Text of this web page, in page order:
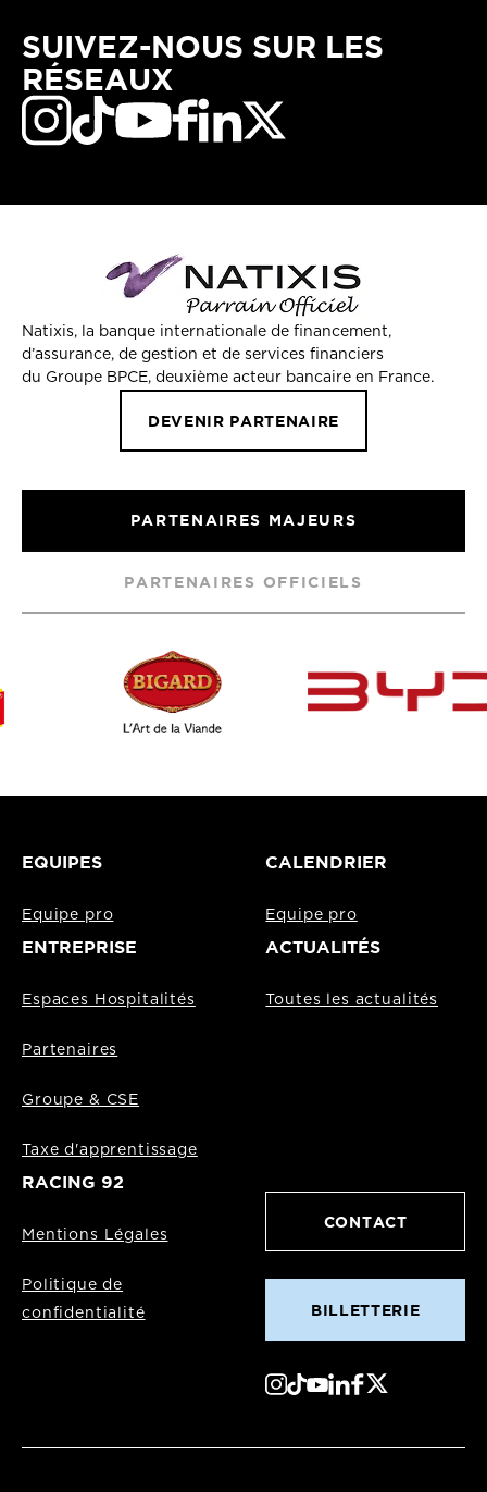
SUIVEZ-NOUS SUR LES
RÉSEAUX
Natixis, la banque internationale de financement,
d’assurance, de gestion et de services financiers
du Groupe BPCE, deuxième acteur bancaire en France.
DEVENIR PARTENAIRE
PARTENAIRES MAJEURS
PARTENAIRES OFFICIELS
EQUIPES
Equipe pro
CALENDRIER
Equipe pro
ENTREPRISE
Espaces Hospitalités
Partenaires
Groupe & CSE
Taxe d'apprentissage
ACTUALITÉS
Toutes les actualités
RACING 92
Mentions Légales
Politique de
confidentialité
CONTACT
BILLETTERIE